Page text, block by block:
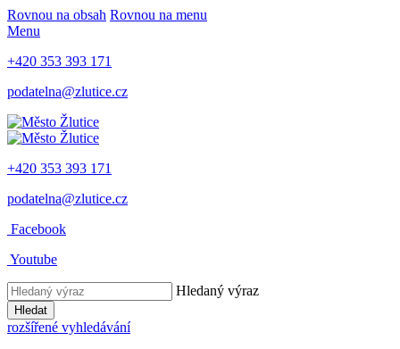
Rovnou na obsah Rovnou na menu
Menu
+420 353 393 171
podatelna@zlutice.cz
+420 353 393 171
podatelna@zlutice.cz
Facebook
Youtube
Hledaný výraz
Hledat
rozšířené vyhledávání